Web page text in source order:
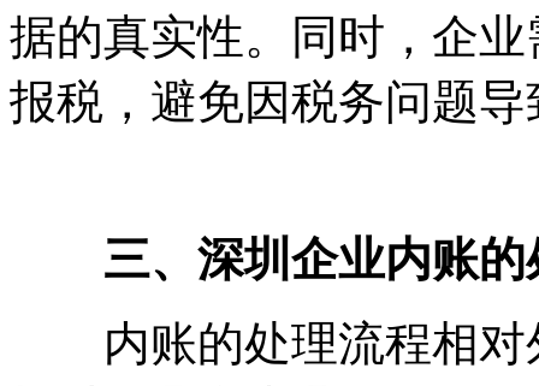
据的真实性。同时，企
报税，避免因税务问题
三、深圳企业内账的
内账的处理流程相对